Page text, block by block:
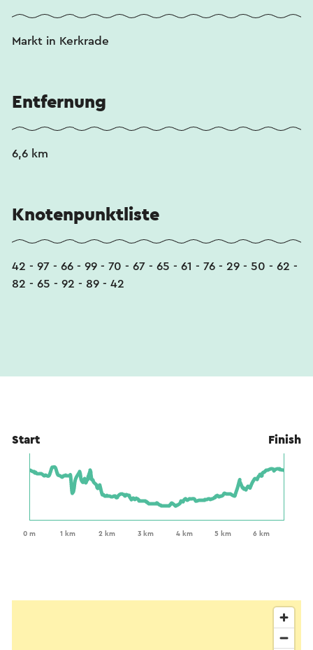
Markt in Kerkrade
Entfernung
6,6 km
Knotenpunktliste
42 - 97 - 66 - 99 - 70 - 67 - 65 - 61 - 76 - 29 - 50 - 62 -
82 - 65 - 92 - 89 - 42
Start Finish